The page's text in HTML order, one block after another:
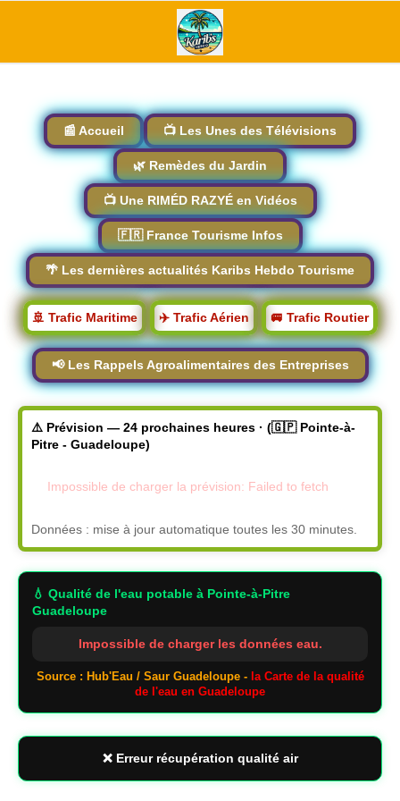
📰 Accueil 📺 Les Unes des Télévisions
🌿 Remèdes du Jardin
📺 Une RIMÉD RAZYÉ en Vidéos
🇫🇷 France Tourisme Infos
🌴 Les dernières actualités Karibs Hebdo Tourisme
🚢 Trafic Maritime ✈️ Trafic Aérien 🚐 Trafic Routier
📢 Les Rappels Agroalimentaires des Entreprises
⚠️ Prévision — 24 prochaines heures · (🇬🇵 Pointe-à-
Pitre - Guadeloupe)
Impossible de charger la prévision: Failed to fetch
Données : mise à jour automatique toutes les 30 minutes.
💧 Qualité de l'eau potable à Pointe-à-Pitre
Guadeloupe
Impossible de charger les données eau.
Source : Hub'Eau / Saur Guadeloupe - la Carte de la qualité
de l'eau en Guadeloupe
❌ Erreur récupération qualité air